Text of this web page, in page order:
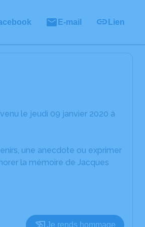
E-mail Lien
le jeudi 09 janvier 2020 à
une anecdote ou exprimer
la mémoire de Jacques
Je rends hommage